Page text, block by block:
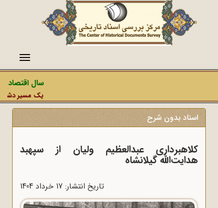
منو
سال اقتصاد
یک مسیر
اسناد بدون شرح
کلاهبرداری عبدالعظیم ولیان از سپهبد
هدایت‌الله گیلانشاه
تاریخ انتشار: 17 خرداد 1404